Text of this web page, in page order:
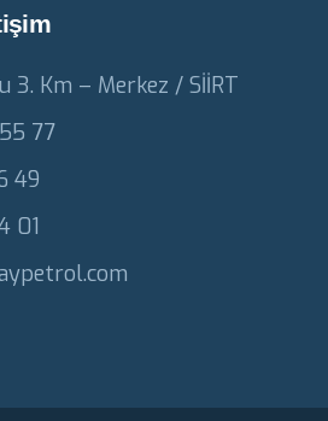
3. Km – Merkez / SİİRT
77
49
01